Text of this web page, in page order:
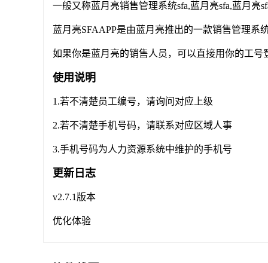
一般又称蓝月亮销售管理系统sfa,蓝月亮sfa,蓝月亮
蓝月亮SFAAPP是由蓝月亮推出的一款销售管理系
如果你是蓝月亮的销售人员，可以直接用你的工
使用说明
1.若不清楚员工编号，请询问对应上级
2.若不清楚手机号码，请联系对应区域人事
3.手机号码为人力资源系统中维护的手机号
更新日志
v2.7.1版本
优化体验